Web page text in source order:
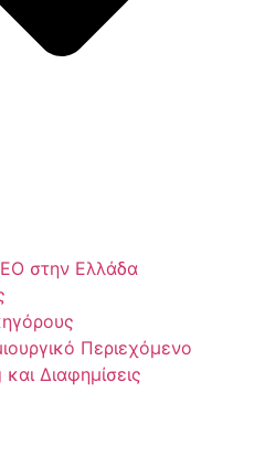
στην Ελλάδα
Περιεχόμενο
Διαφημίσεις